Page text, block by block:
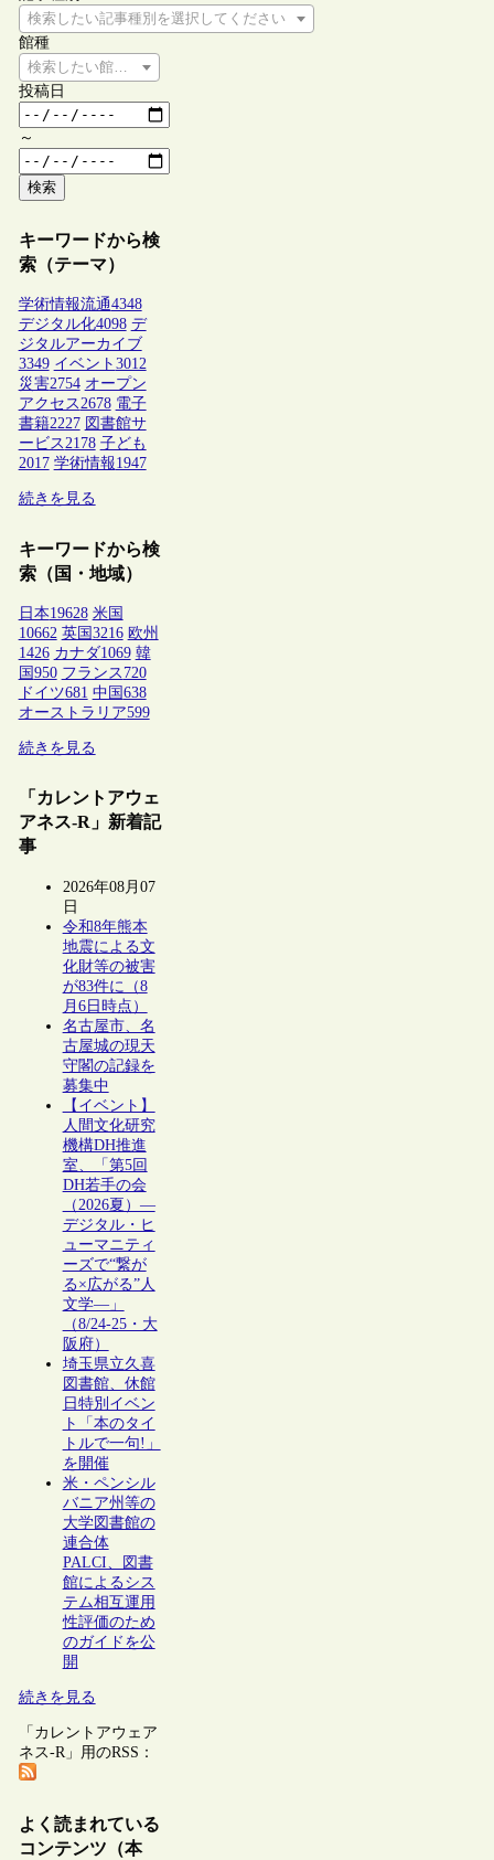
検索したい記事種別を選択してください
館種
検索したい館種を選択してください
投稿日
～
検索
キーワードから検
索（テーマ）
学術情報流通4348
デジタル化4098 デ
ジタルアーカイブ
3349 イベント 3012
災害2754 オープン
アクセス2678 電子
書籍2227 図書館サ
ービス2178 子ども
2017 学術情報1947
続きを見る
キーワードから検
索（国・地域）
日本19628 米国
10662 英国 3216 欧州
1426 カナダ1069 韓
国 950 フランス 720
ドイツ681 中国 638
オーストラリア599
続きを見る
「カレントアウェ
アネス-R」新着記
事
2026年08月07
日
令和8年熊本
地震による文
化財等の被害
が83件に（8
月6日時点）
名古屋市、名
古屋城の現天
守閣の記録を
募集中
【イベント】
人間文化研究
機構DH推進
室、「第5回
DH若手の会
（2026夏）―
デジタル・ヒ
ューマニティ
ーズで“繋が
る×広がる”人
文学―」
（8/24-25・大
阪府）
埼玉県立久喜
図書館、休館
日特別イベン
ト「本のタイ
トルで一句!」
を開催
米・ペンシル
バニア州等の
大学図書館の
連合体
PALCI、図書
館によるシス
テム相互運用
性評価のため
のガイドを公
開
続きを見る
「カレントアウェア
ネス-R」用のRSS：
よく読まれている
コンテンツ（本